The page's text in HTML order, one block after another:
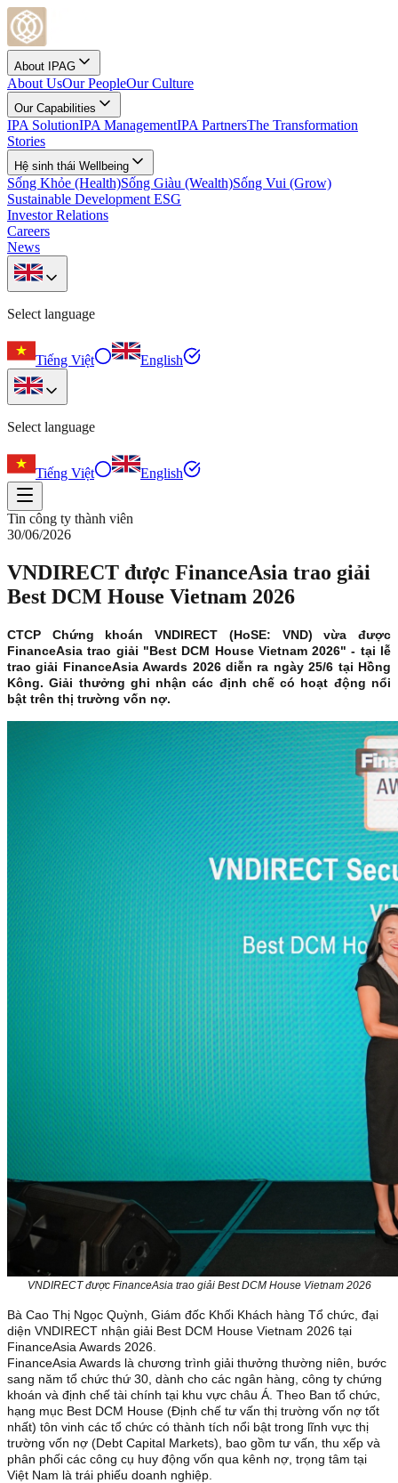
About IPAG
About UsOur PeopleOur Culture
Our Capabilities
IPA SolutionIPA ManagementIPA PartnersThe Transformation
Stories
Hệ sinh thái Wellbeing
Sống Khỏe (Health)Sống Giàu (Wealth)Sống Vui (Grow)
Sustainable Development ESG
Investor Relations
Careers
News
Select language
Tiếng Việt English
Select language
Tiếng Việt English
Tin công ty thành viên
30/06/2026
VNDIRECT được FinanceAsia trao giải
Best DCM House Vietnam 2026
CTCP Chứng khoán VNDIRECT (HoSE: VND) vừa được
FinanceAsia trao giải "Best DCM House Vietnam 2026" - tại lễ
trao giải FinanceAsia Awards 2026 diễn ra ngày 25/6 tại Hồng
Kông. Giải thưởng ghi nhận các định chế có hoạt động nổi
bật trên thị trường vốn nợ.
VNDIRECT được FinanceAsia trao giải Best DCM House Vietnam 2026
Bà Cao Thị Ngọc Quỳnh, Giám đốc Khối Khách hàng Tổ chức, đại
diện VNDIRECT nhận giải Best DCM House Vietnam 2026 tại
FinanceAsia Awards 2026.
FinanceAsia Awards là chương trình giải thưởng thường niên, bước
sang năm tổ chức thứ 30, dành cho các ngân hàng, công ty chứng
khoán và định chế tài chính tại khu vực châu Á. Theo Ban tổ chức,
hạng mục Best DCM House (Định chế tư vấn thị trường vốn nợ tốt
nhất) tôn vinh các tổ chức có thành tích nổi bật trong lĩnh vực thị
trường vốn nợ (Debt Capital Markets), bao gồm tư vấn, thu xếp và
phân phối các công cụ huy động vốn qua kênh nợ, trọng tâm tại
Việt Nam là trái phiếu doanh nghiệp.